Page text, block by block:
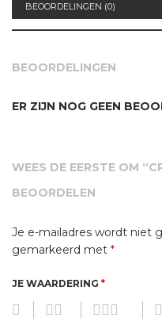
BEOORDELINGEN (0)
BEOORDELINGEN
ER ZIJN NOG GEEN
WEES DE EERSTE OM
BEOORDELEN
Je e-mailadres wordt niet
gemarkeerd met *
JE WAARDERING *